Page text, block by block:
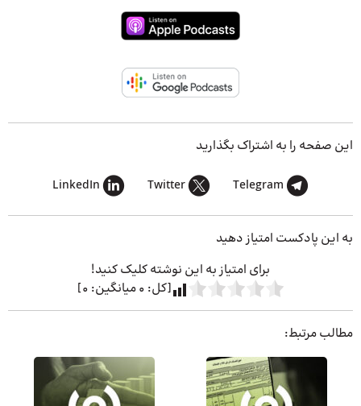
این صفحه را به اشتراک بگذارید
Telegram
Twitter
LinkedIn
به این پادکست امتیاز دهید
برای امتیاز به این نوشته کلیک کنید!
[کل: 0میانگین: 0
]
مطالب مرتبط: